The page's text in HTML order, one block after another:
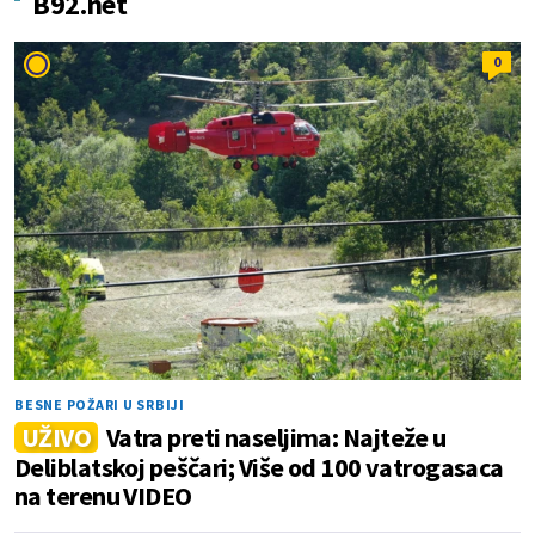
0
BESNE POŽARI U SRBIJI
UŽIVO Vatra preti naseljima: Najteže u
Deliblatskoj peščari; Više od 100 vatrogasaca
na terenu VIDEO